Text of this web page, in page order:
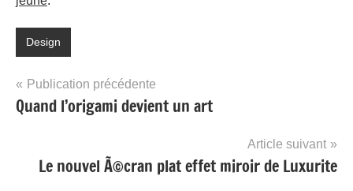
Design
Navigation
de
Publication précédente
Quand l’origami devient un art
Article suivant
Le nouvel Ã©cran plat effet miroir de Luxurite